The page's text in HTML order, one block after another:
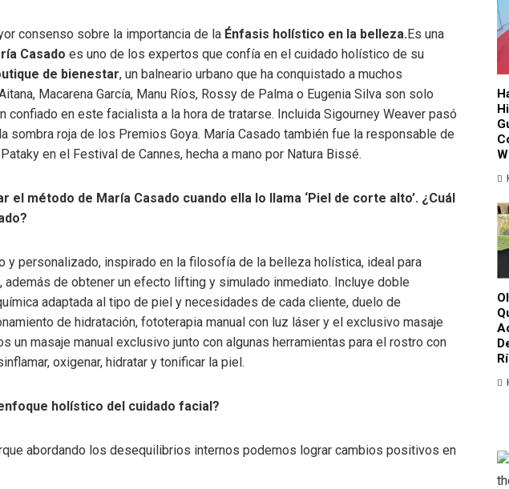
consenso sobre la importancia de la Énfasis holístico en la belleza.Es una
Casado es uno de los expertos que confía en el cuidado holístico de su
de bienestar, un balneario urbano que ha conquistado a muchos
Macarena García, Manu Ríos, Rossy de Palma o Eugenia Silva son solo
confiado en este facialista a la hora de tratarse. Incluida Sigourney Weaver pasó
sombra roja de los Premios Goya. María Casado también fue la responsable de
en el Festival de Cannes, hecha a mano por Natura Bissé.
el método de María Casado cuando ella lo llama ‘Piel de corte alto’. ¿Cuál
y personalizado, inspirado en la filosofía de la belleza holística, ideal para
además de obtener un efecto lifting y simulado inmediato. Incluye doble
adaptada al tipo de piel y necesidades de cada cliente, duelo de
de hidratación, fototerapia manual con luz láser y el exclusivo masaje
un masaje manual exclusivo junto con algunas herramientas para el rostro con
oxigenar, hidratar y tonificar la piel.
holístico del cuidado facial?
abordando los desequilibrios internos podemos lograr cambios positivos en